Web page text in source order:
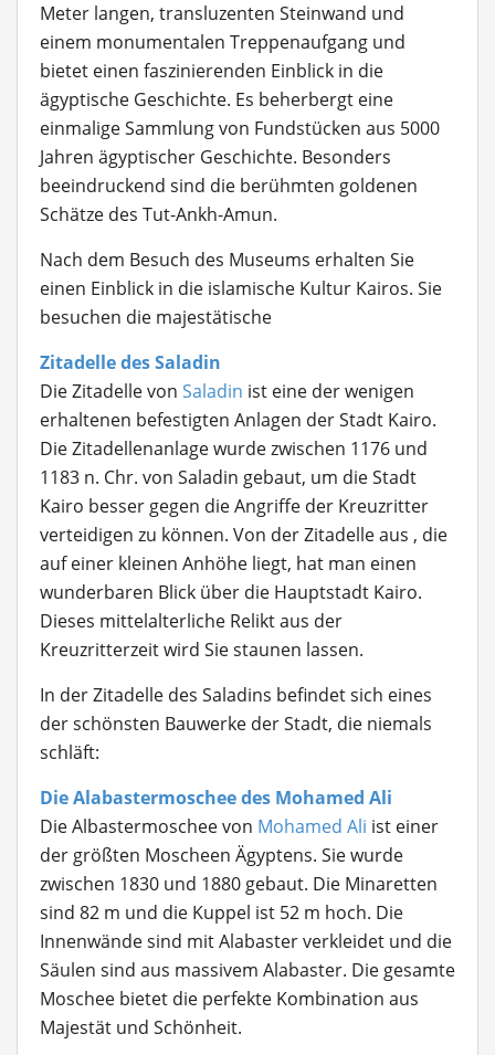
Meter langen, transluzenten Steinwand und
einem monumentalen Treppenaufgang und
bietet einen faszinierenden Einblick in die
ägyptische Geschichte. Es beherbergt eine
einmalige Sammlung von Fundstücken aus 5000
Jahren ägyptischer Geschichte. Besonders
beeindruckend sind die berühmten goldenen
Schätze des Tut-Ankh-Amun.
Nach dem Besuch des Museums erhalten Sie
einen Einblick in die islamische Kultur Kairos. Sie
besuchen die majestätische
Zitadelle des Saladin
Die Zitadelle von Saladin ist eine der wenigen
erhaltenen befestigten Anlagen der Stadt Kairo.
Die Zitadellenanlage wurde zwischen 1176 und
1183 n. Chr. von Saladin gebaut, um die Stadt
Kairo besser gegen die Angriffe der Kreuzritter
verteidigen zu können. Von der Zitadelle aus , die
auf einer kleinen Anhöhe liegt, hat man einen
wunderbaren Blick über die Hauptstadt Kairo.
Dieses mittelalterliche Relikt aus der
Kreuzritterzeit wird Sie staunen lassen.
In der Zitadelle des Saladins befindet sich eines
der schönsten Bauwerke der Stadt, die niemals
schläft:
Die Alabastermoschee des Mohamed Ali
Die Albastermoschee von Mohamed Ali ist einer
der größten Moscheen Ägyptens. Sie wurde
zwischen 1830 und 1880 gebaut. Die Minaretten
sind 82 m und die Kuppel ist 52 m hoch. Die
Innenwände sind mit Alabaster verkleidet und die
Säulen sind aus massivem Alabaster. Die gesamte
Moschee bietet die perfekte Kombination aus
Majestät und Schönheit.